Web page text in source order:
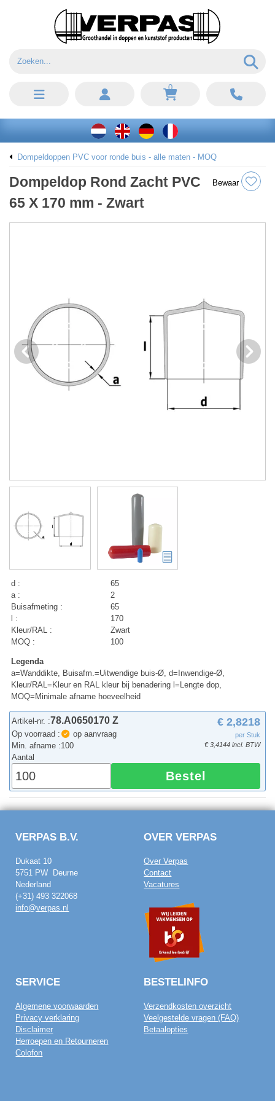
0
Dompeldoppen PVC voor ronde buis - alle maten - MOQ
Dompeldop Rond Zacht PVC
65 X 170 mm - Zwart
Bewaar
d :
65
a :
2
Buisafmeting :
65
l :
170
Kleur/RAL :
Zwart
MOQ :
100
Legenda
a=Wanddikte, Buisafm.=Uitwendige buis-Ø, d=Inwendige-Ø,
Kleur/RAL=Kleur en RAL kleur bij benadering l=Lengte dop,
MOQ=Minimale afname hoeveelheid
Artikel-nr. :78.A0650170 Z
Op voorraad :
op aanvraag
Min. afname :100
€ 2,8218
per Stuk
€ 3,4144 incl. BTW
Aantal
Bestel
VERPAS B.V.
Dukaat 10
5751 PW Deurne
Nederland
(+31) 493 322068
info@verpas.nl
OVER VERPAS
Over Verpas
Contact
Vacatures
SERVICE
Algemene voorwaarden
Privacy verklaring
Disclaimer
Herroepen en Retourneren
Colofon
BESTELINFO
Verzendkosten overzicht
Veelgestelde vragen (FAQ)
Betaalopties